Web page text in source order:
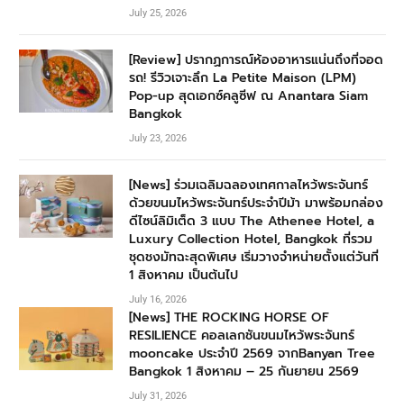
July 25, 2026
[Review] ปรากฏการณ์ห้องอาหารแน่นถึงที่จอด
รถ! รีวิวเจาะลึก La Petite Maison (LPM)
Pop-up สุดเอกซ์คลูซีฟ ณ Anantara Siam
Bangkok
July 23, 2026
[News] ร่วมเฉลิมฉลองเทศกาลไหว้พระจันทร์
ด้วยขนมไหว้พระจันทร์ประจำปีม้า มาพร้อมกล่อง
ดีไซน์ลิมิเต็ด 3 แบบ The Athenee Hotel, a
Luxury Collection Hotel, Bangkok ที่รวม
ชุดชงมัทฉะสุดพิเศษ เริ่มวางจำหน่ายตั้งแต่วันที่
1 สิงหาคม เป็นต้นไป
July 16, 2026
[News] THE ROCKING HORSE OF
RESILIENCE คอลเลกชันขนมไหว้พระจันทร์
mooncake ประจำปี 2569 จากBanyan Tree
Bangkok 1 สิงหาคม – 25 กันยายน 2569
July 31, 2026